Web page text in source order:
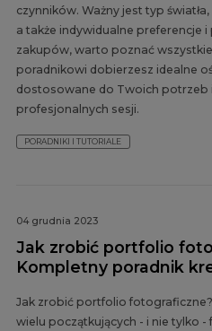
czynników. Ważny jest typ
a także indywidualne preferencje
zakupów, warto poznać
poradnikowi dobierzesz idealne
dostosowane do Twoich potrzeb
profesjonalnych sesji.
PORADNIKI I TUTORIALE
04 grudnia 2023
Jak zrobić portfolio
Kompletny poradnik
Jak zrobić portfolio
wielu początkujących - i nie tylko